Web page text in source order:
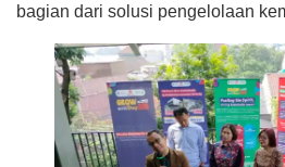
bagian dari solusi pengelolaan